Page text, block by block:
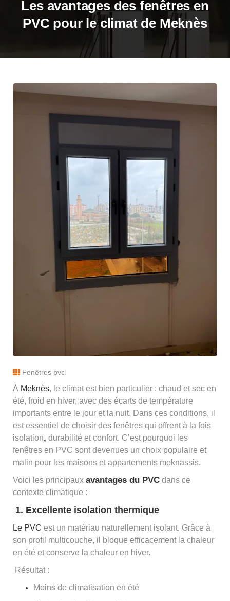
Les avantages des fenêtres en
PVC pour le climat de Meknès
Fenêtres pvc
À Meknès, le climat est bien particulier : chaud et sec en
été, froid en hiver, avec des écarts de température
importants entre le jour et la nuit. Dans ces conditions, il
est essentiel de choisir des fenêtres qui offrent à la fois
isolation, durabilité et confort. C’est pourquoi les
fenêtres en PVC sont devenues un choix populaire et
malin pour les maisons et appartements meknassis.
Voici les principaux avantages du PVC dans ce
contexte climatique :
1. Excellente isolation thermique
Le PVC est un matériau naturellement isolant. Grâce à
son profil multicouche, il bloque efficacement la chaleur
en été et conserve la chaleur en hiver.
Résultat :
Moins de climatisation en été